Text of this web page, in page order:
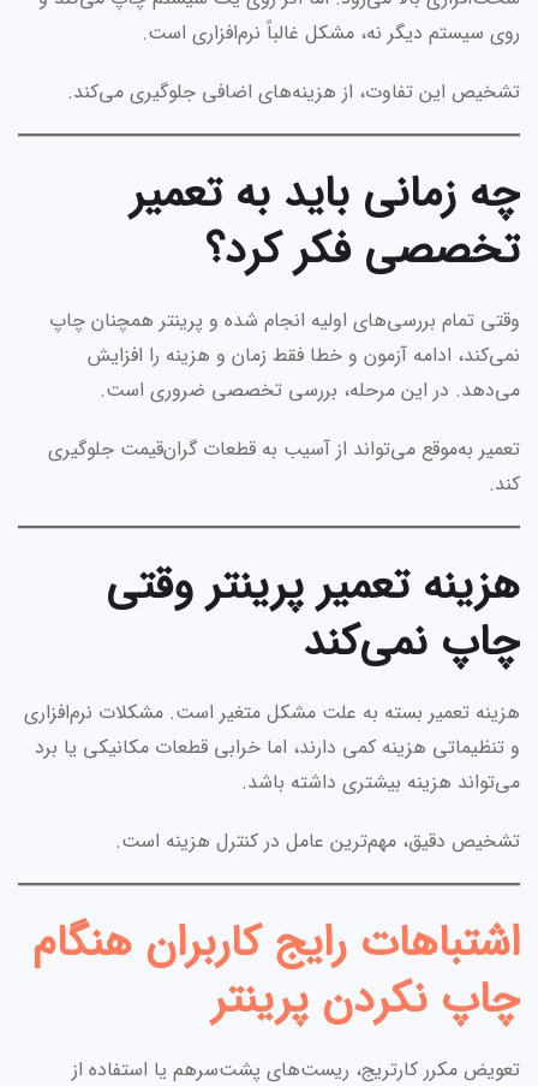
روی سیستم دیگر نه، مشکل غالباً نرم‌افزاری است.
تشخیص این تفاوت، از هزینه‌های اضافی جلوگیری می‌کند.
چه زمانی باید به تعمیر
تخصصی فکر کرد؟
وقتی تمام بررسی‌های اولیه انجام شده و پرینتر همچنان چاپ
نمی‌کند، ادامه آزمون و خطا فقط زمان و هزینه را افزایش
می‌دهد. در این مرحله، بررسی تخصصی ضروری است.
تعمیر به‌موقع می‌تواند از آسیب به قطعات گران‌قیمت جلوگیری
کند.
هزینه تعمیر پرینتر وقتی
چاپ نمی‌کند
هزینه تعمیر بسته به علت مشکل متغیر است. مشکلات نرم‌افزاری
و تنظیماتی هزینه کمی دارند، اما خرابی قطعات مکانیکی یا برد
می‌تواند هزینه بیشتری داشته باشد.
تشخیص دقیق، مهم‌ترین عامل در کنترل هزینه است.
اشتباهات رایج کاربران هنگام
چاپ نکردن پرینتر
تعویض مکرر کارتریج، ریست‌های پشت‌سرهم یا استفاده از